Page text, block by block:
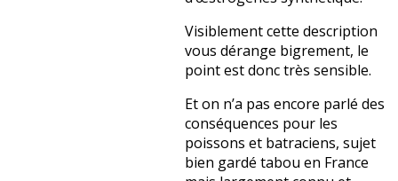
Visiblement cette description
vous dérange bigrement, le
point est donc très sensible.
Et on n’a pas encore parlé des
conséquences pour les
poissons et batraciens, sujet
bien gardé tabou en France